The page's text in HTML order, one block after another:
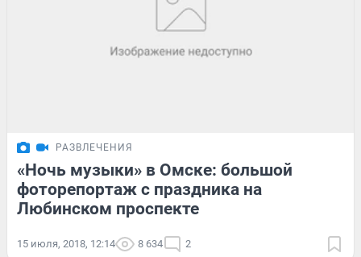
РАЗВЛЕЧЕНИЯ
«Ночь музыки» в Омске: большой
фоторепортаж с праздника на
Любинском проспекте
15 июля, 2018, 12:14 8 634 2